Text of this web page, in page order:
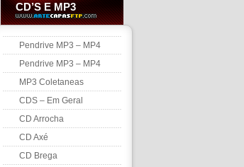
CD’S E MP3
Pendrive MP3 – MP4
Pendrive MP3 – MP4
MP3 Coletaneas
CDS – Em Geral
CD Arrocha
CD Axé
CD Brega